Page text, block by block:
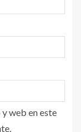
web en este